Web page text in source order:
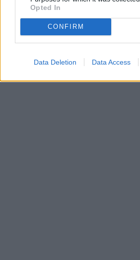
Opted In
CONFIRM
Data Deletion Data Access